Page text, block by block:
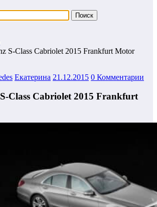
S-Class Cabriolet 2015 Frankfurt Motor
Екатерина 21.12.2015 0 Комментарии
S-Class Cabriolet 2015 Frankfurt